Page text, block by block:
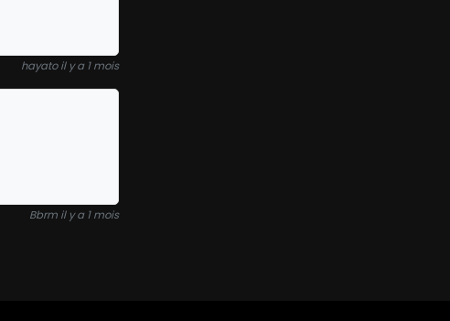
hayato il y a 1 mois
Bbrm il y a 1 mois